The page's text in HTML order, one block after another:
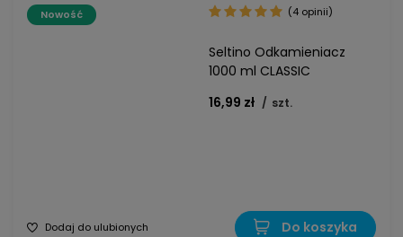
Nowość
Seltino Odkamieniacz
1000 ml CLASSIC
16,99 zł / szt.
(4 opinii)
Dodaj do ulubionych Do koszyka